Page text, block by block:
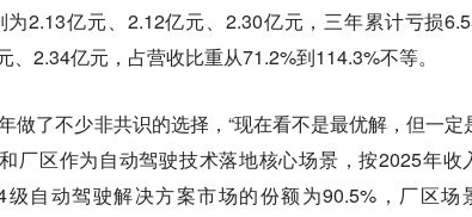
2.13亿元、2.12亿元、2.30亿元，三年累计亏损
2.34亿元，占营收比重从71.2%到114.3%不等。
做了不少非共识的选择，“现在看不是最优解，但一定
厂区作为自动驾驶技术落地核心场景，按2025年收
自动驾驶解决方案市场的份额为90.5%，厂区场